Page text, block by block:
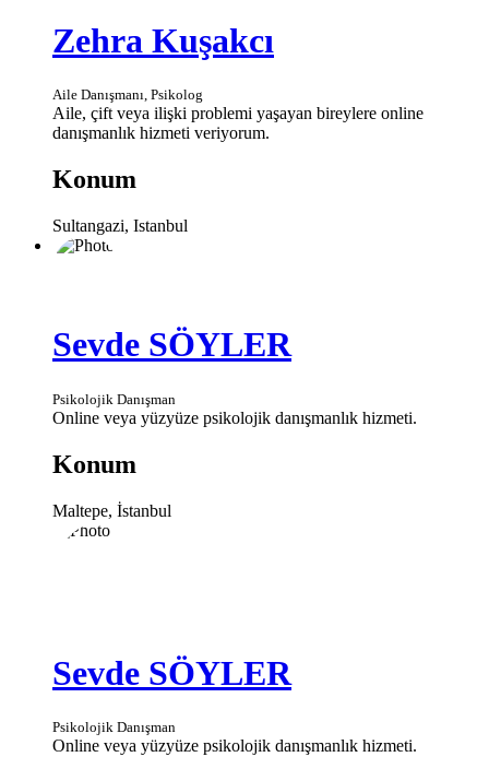
Zehra Kuşakcı
Aile Danışmanı, Psikolog
Aile, çift veya ilişki problemi yaşayan bireylere online
danışmanlık hizmeti veriyorum.
Konum
Sultangazi, Istanbul
Sevde SÖYLER
Psikolojik Danışman
Online veya yüzyüze psikolojik danışmanlık hizmeti.
Konum
Maltepe, İstanbul
Sevde SÖYLER
Psikolojik Danışman
Online veya yüzyüze psikolojik danışmanlık hizmeti.